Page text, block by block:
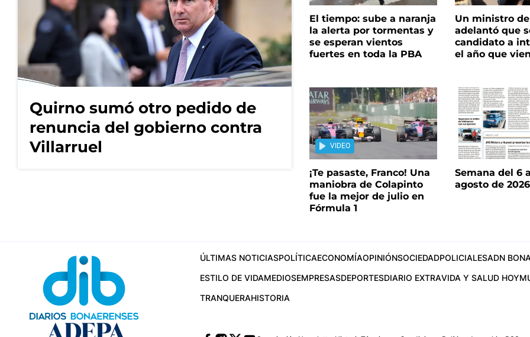
Quirno sumó otro pedido de
renuncia del gobierno contra
Villarruel
El tiempo: sube a naranja
la alerta por tormentas y
se esperan vientos
fuertes en toda la PBA
Un ministro
adelantó que
candidato a
el año que
VIDEO
¡Te pasaste, Franco! Una
maniobra de Colapinto
fue la mejor de julio en
Fórmula 1
Semana del 6
agosto de 2026
ÚLTIMAS NOTICIASPOLÍTICAECONOMÍAOPINIÓNSOCIEDADPOLICIALESADN
ESTILO DE VIDAMEDIOSEMPRESASDEPORTESDIARIO EXTRAVIDA Y SALUD HOY
TRANQUERAHISTORIA